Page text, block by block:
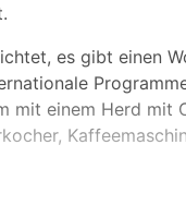
es gibt einen
mit einem Herd mit